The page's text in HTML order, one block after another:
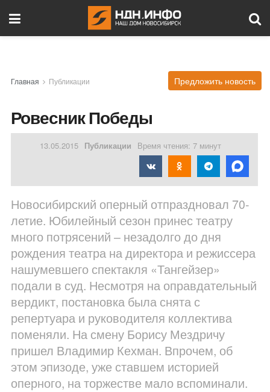
Главная Публикации Предложить новость
Ровесник Победы
13.05.2015 Публикации Время чтения: 7 минут
Новосибирский оперный отпраздновал 70-
летие. Юбилейный сезон принес театру
много потрясений – незадолго до дня
рождения театра на директора и режиссера
нашумевшего спектакля «Тангейзер»
подали в суд. Несмотря на оправдательный
вердикт, постановка была снята с
репертуара и руководителя коллектива
поменяли. На смену Борису Мездричу
пришел Владимир Кехман. Впрочем, об
этом эпизоде, уже ставшем историей
оперного, на торжестве мало вспоминали.